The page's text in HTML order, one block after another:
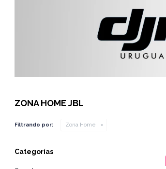
ZONA HOME JBL
Filtrando por: Zona Home
Categorías